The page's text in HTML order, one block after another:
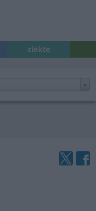
ziekte